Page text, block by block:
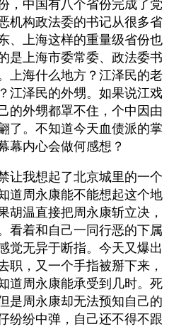
，中国有八个省份完成了党
机构政法委的书记从很多省
、上海这样的重量级省份也
是上海市委常委、政法委书
上海什么地方？江泽民的老
江泽民的外甥。如果说江戏
的外甥都罩不住，个中因由
了。不知道今天血债派的掌
幕内心会做何感想？
让我想起了北京城里的一个
道周永康能不能想起这个地
胡温直接把周永康斩立决，
看着和自己一同行恶的下属
觉无异于断指。今天又爆出
职，又一个手指被掰下来，
道周永康能承受到几时。死
是周永康却无法预知自己的
纷纷中弹，自己还不得不跟